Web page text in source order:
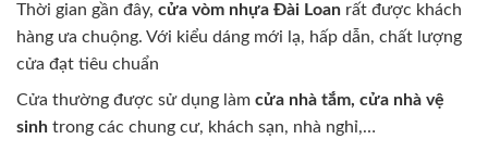
Thời gian gần đây, cửa vòm nhựa Đài Loan rất được khách
hàng ưa chuộng. Với kiểu dáng mới lạ, hấp dẫn, chất lượng
cửa đạt tiêu chuẩn
Cửa thường được sử dụng làm cửa nhà tắm, cửa nhà vệ
sinh trong các chung cư, khách sạn, nhà nghỉ,…